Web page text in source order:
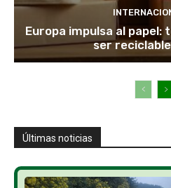
Europa impulsa al papel:
ser
Últimas noticias